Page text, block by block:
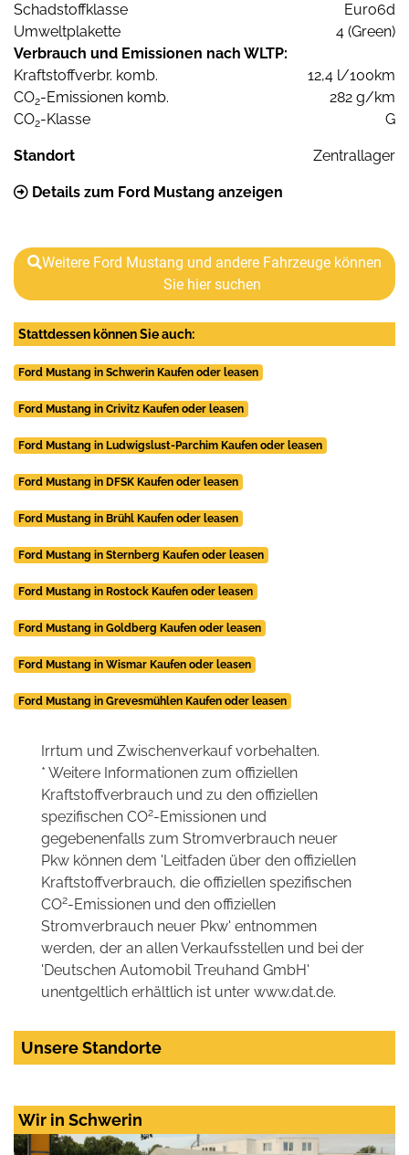
Schadstoffklasse
Euro6d
Umweltplakette
4 (Green)
Verbrauch und Emissionen nach WLTP:
Kraftstoffverbr. komb.
12,4 l/100km
CO2-Emissionen komb.
282 g/km
CO2-Klasse G
Standort Zentrallager
Details zum Ford Mustang anzeigen
Weitere Ford Mustang und andere Fahrzeuge können
Sie hier suchen
Stattdessen können Sie auch:
Ford Mustang in Schwerin Kaufen oder leasen
Ford Mustang in Crivitz Kaufen oder leasen
Ford Mustang in Ludwigslust-Parchim Kaufen oder leasen
Ford Mustang in DFSK Kaufen oder leasen
Ford Mustang in Brühl Kaufen oder leasen
Ford Mustang in Sternberg Kaufen oder leasen
Ford Mustang in Rostock Kaufen oder leasen
Ford Mustang in Goldberg Kaufen oder leasen
Ford Mustang in Wismar Kaufen oder leasen
Ford Mustang in Grevesmühlen Kaufen oder leasen
Irrtum und Zwischenverkauf vorbehalten.
* Weitere Informationen zum offiziellen
Kraftstoffverbrauch und zu den offiziellen
spezifischen CO2-Emissionen und
gegebenenfalls zum Stromverbrauch neuer
Pkw können dem 'Leitfaden über den offiziellen
Kraftstoffverbrauch, die offiziellen spezifischen
CO2-Emissionen und den offiziellen
Stromverbrauch neuer Pkw' entnommen
werden, der an allen Verkaufsstellen und bei der
'Deutschen Automobil Treuhand GmbH'
unentgeltlich erhältlich ist unter www.dat.de.
Unsere Standorte
Wir in Schwerin